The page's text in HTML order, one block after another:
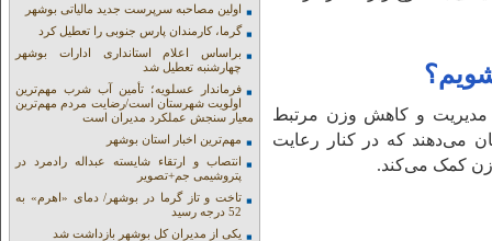
و کاهش وزن مرتبط
می‌دهند که در کنار رعایت
کمک می‌کند.
اولین مصاحبه سرپرست جدید مالیاتی بوشهر
گرما، کارمندان پارس جنوبی را تعطیل کرد
براساس اعلام استانداری ادارات بوشهر
چهارشنبه تعطیل شد
فرماندار عسلویه؛ تأمین آب شرب مهم‌ترین
اولویت شهرستان است/رضایت مردم مهم‌ترین
معیار سنجش عملکرد مدیران است
مهم‌ترین اخبار استان بوشهر
انتصاب و ارتقاء شایسته عبداله رادمرد در
پتروشیمی جم+تصویر
تاخت و تاز گرما در بوشهر/ دمای «اهرم» به
52 درجه رسید
یکی از مدیران کل بوشهر بازداشت شد